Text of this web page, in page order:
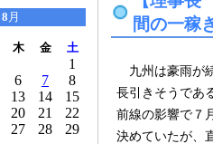
8 月
木 金 土
1
6 7
8
13 14
15
20 21
22
27 28
29
間の一稼
九州は豪雨が
長引きそうであ
前線の影響で７
決めていたが、